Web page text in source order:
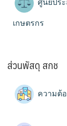
ศูนย์ปร
เกษตรกร
ส่วนพัสดุ สกช
ความต้